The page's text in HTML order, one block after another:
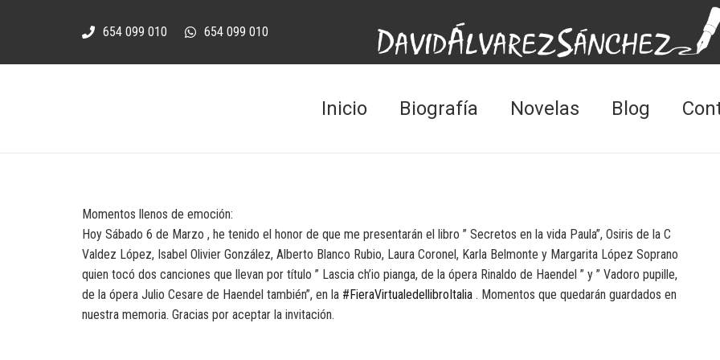
654 099 010 654 099 010
Inicio Biografía Novelas Blog
Momentos llenos de emoción:
Hoy Sábado 6 de Marzo , he tenido el honor de que me presentarán el libro ” Secretos en la vida Paula”, Osiris de la C
Valdez López, Isabel Olivier González, Alberto Blanco Rubio, Laura Coronel, Karla Belmonte y Margarita López Soprano
quien tocó dos canciones que llevan por título ” Lascia ch’io pianga, de la ópera Rinaldo de Haendel ” y ” Vadoro pupille,
de la ópera Julio Cesare de Haendel también”, en la #FieraVirtualedellibroItalia . Momentos que quedarán guardados en
nuestra memoria. Gracias por aceptar la invitación.